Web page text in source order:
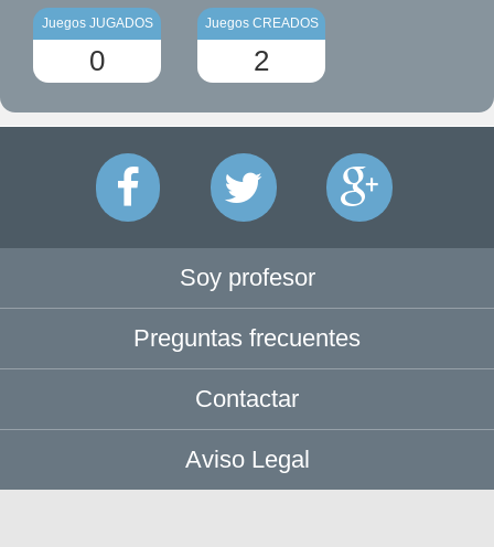
Juegos JUGADOS
0
Juegos CREADOS
2
Soy profesor
Preguntas frecuentes
Contactar
Aviso Legal